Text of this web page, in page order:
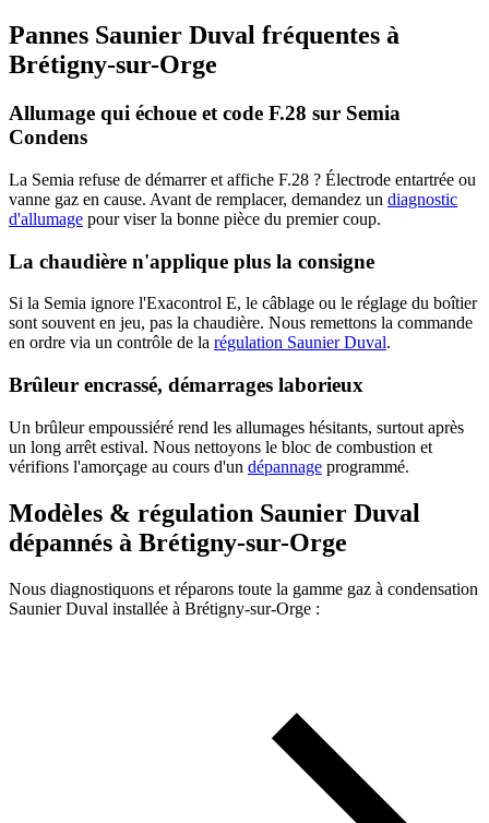
Pannes Saunier Duval fréquentes à
Brétigny-sur-Orge
Allumage qui échoue et code F.28 sur Semia
Condens
La Semia refuse de démarrer et affiche F.28 ? Électrode entartrée ou
vanne gaz en cause. Avant de remplacer, demandez un diagnostic
d'allumage pour viser la bonne pièce du premier coup.
La chaudière n'applique plus la consigne
Si la Semia ignore l'Exacontrol E, le câblage ou le réglage du boîtier
sont souvent en jeu, pas la chaudière. Nous remettons la commande
en ordre via un contrôle de la régulation Saunier Duval.
Brûleur encrassé, démarrages laborieux
Un brûleur empoussiéré rend les allumages hésitants, surtout après
un long arrêt estival. Nous nettoyons le bloc de combustion et
vérifions l'amorçage au cours d'un dépannage programmé.
Modèles & régulation Saunier Duval
dépannés à Brétigny-sur-Orge
Nous diagnostiquons et réparons toute la gamme gaz à condensation
Saunier Duval installée à Brétigny-sur-Orge :